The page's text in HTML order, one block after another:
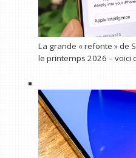
La grande « refonte » de
le printemps 2026 – voici